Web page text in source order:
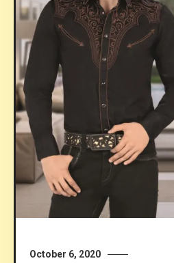
October 6, 2020